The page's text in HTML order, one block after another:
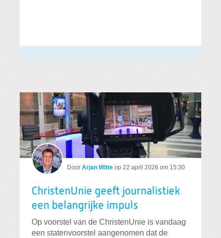
Door Arjan Witte op 22 april 2026 om 15:30
ChristenUnie geeft journalistiek
een belangrijke impuls
Op voorstel van de ChristenUnie is vandaag
een statenvoorstel aangenomen dat de